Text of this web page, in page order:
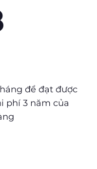
để đạt được
phí 3 năm của